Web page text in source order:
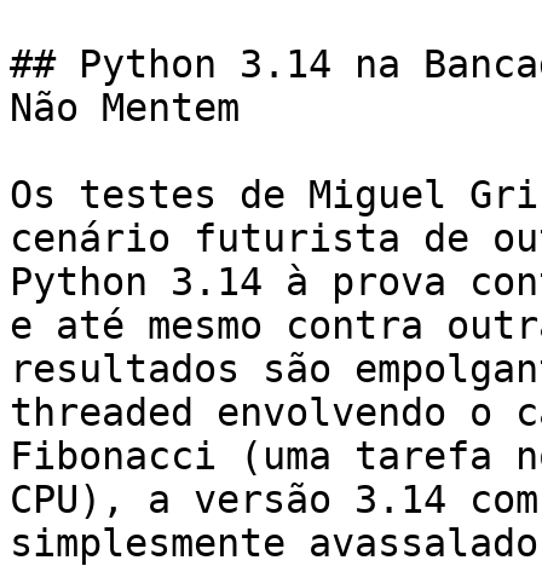
## Python 3.14 na
Não Mentem
Os testes de Miguel
cenário futurista de
Python 3.14 à prova
e até mesmo contra
resultados são
threaded envolvendo o
Fibonacci (uma tarefa
CPU), a versão 3.14
simplesmente